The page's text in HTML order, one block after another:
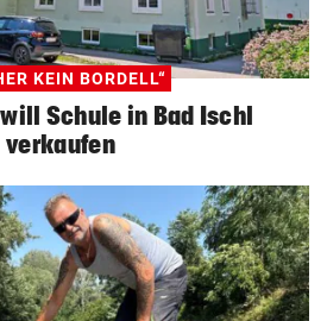
KEIN BORDELL“
Schule in Bad Ischl
verkaufen